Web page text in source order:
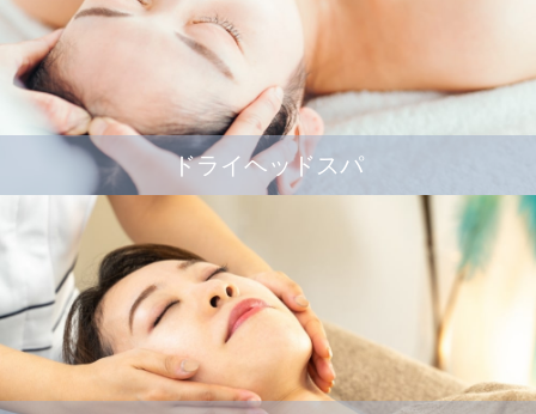
ドライヘッドスパ